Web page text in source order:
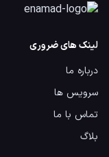
لینک های ضروری
درباره ما
سرویس ها
تماس با ما
بلاگ